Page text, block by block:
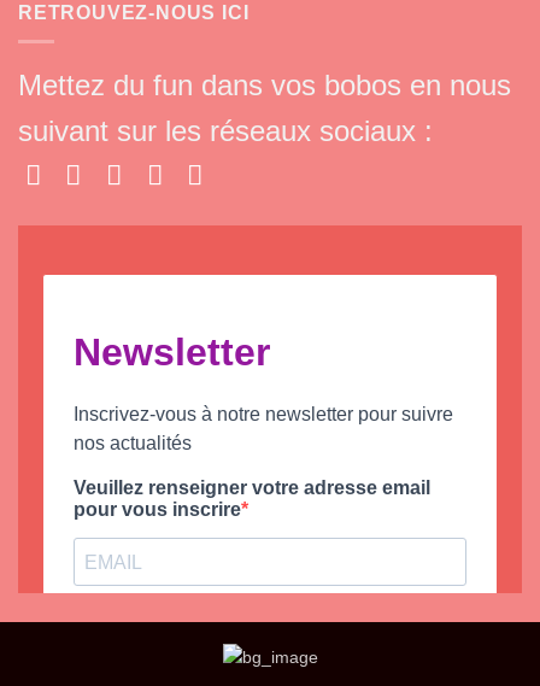
RETROUVEZ-NOUS ICI
Mettez du fun dans vos bobos en nous
suivant sur les réseaux sociaux :